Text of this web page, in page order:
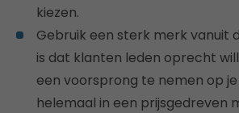
kiezen.
Gebruik een sterk merk vanuit
is dat klanten leden oprecht
een voorsprong te nemen op
helemaal in een prijsgedreven